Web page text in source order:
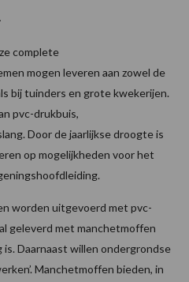
complete
mogen leveren aan zowel de
bij tuinders en grote kwekerijen.
pvc-drukbuis,
Door de jaarlijkse droogte is
op mogelijkheden voor het
worden uitgevoerd met pvc-
geleverd met manchetmoffen
Daarnaast willen ondergrondse
Manchetmoffen bieden, in